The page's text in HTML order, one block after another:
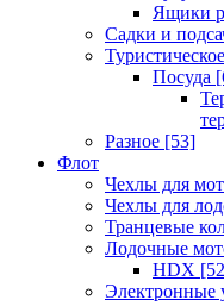
Ящики
Садки и
Посуда
Разное [53]
Флот
Чехлы для
Чехлы для
Транцевые
Лодочные
HDX
Электронные